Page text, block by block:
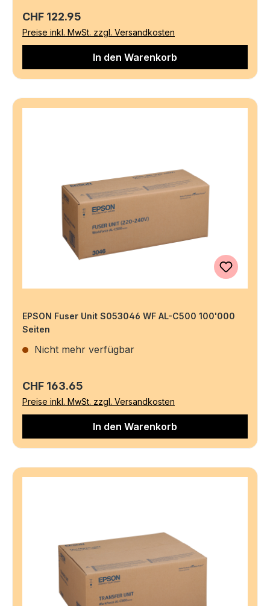
Regulärer Preis:
CHF 122.95
Preise inkl. MwSt. zzgl. Versandkosten
In den Warenkorb
EPSON Fuser Unit S053046 WF AL-C500 100'000
Seiten
Nicht mehr verfügbar
Regulärer Preis:
CHF 163.65
Preise inkl. MwSt. zzgl. Versandkosten
In den Warenkorb